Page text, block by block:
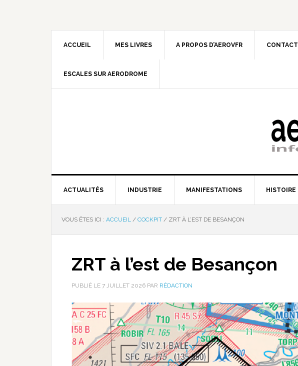
ACCUEIL MES LIVRES A PROPOS D’AEROVFR CONTACT
ESCALES SUR AERODROME
ACTUALITÉS INDUSTRIE MANIFESTATIONS HISTOIRE
VOUS ÊTES ICI : ACCUEIL / COCKPIT / ZRT À L’EST DE BESANÇON
ZRT à l’est de Besançon
PUBLIÉ LE 7 JUILLET 2026 PAR RÉDACTION